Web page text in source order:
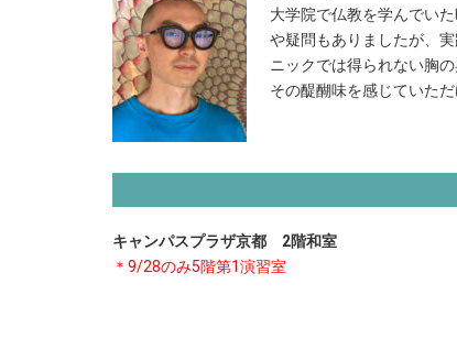
大学院で仏教を学んでい
や疑問もありましたが、
ニックでは得られない胸
その醍醐味を感じていた
キャンパスプラザ京都 2階和室
＊9/28のみ5階第1演習室